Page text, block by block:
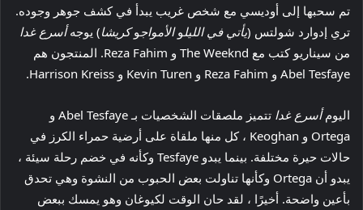
تم سحبها إلى أوديسي مع شخص غريب يبدأ في كشف جوهر وجوده.
تري إدوارد شولتس (يأتي في الليلوالأمواجوكريشا) يوجهأسرع غدا
من سيناريو كتب مع The Weeknd و Reza Fahim. المنتجون هم
Abel Tesfaye و Reza Fahim و Kevin Turen و Harrison Kreiss.
اليومأسرع غدا
تتميز ملصقات الشخصيات بـ Abel Tesfaye و
Ortega و Keoghan ، كل منها ملقاة على أرضية حمراء الكرز في
حالات حيرة مختلفة. بينما يبدو Tesfaye وكأنه في خضم رحلة سيئة ،
يبدو أن Ortega وكأنها تناولت بعض الحبوب من النشوة وهي تحدق
بأعين واضحة. أخيرًا ، لقد حان الوقت لكيوغان وهو يمسك ببعض